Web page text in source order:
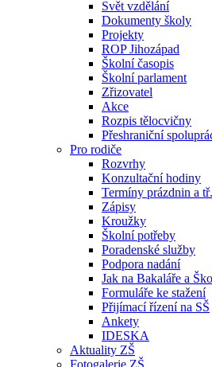
Svět vzdělání
Dokumenty školy
Projekty
ROP Jihozápad
Školní časopis
Školní parlament
Zřizovatel
Akce
Rozpis tělocvičny
Přeshraniční
Pro rodiče
Rozvrhy
Konzultační hodiny
Termíny prázdnin a
Zápisy
Kroužky
Školní potřeby
Poradenské služby
Podpora nadání
Jak na Bakaláře a
Formuláře ke stažení
Přijímací řízení na SŠ
Ankety
IDESKA
Aktuality ZŠ
Fotogalerie ZŠ